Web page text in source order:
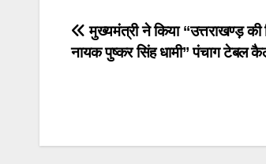
navigation
Post
navigation
मुख्यमंत्री ने किया ‘‘उत्तराखण्ड़
नायक पुष्कर सिंह धामी’’ पंचाग टेबल